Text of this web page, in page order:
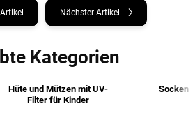
Nächster Artikel
Kategorien
Hüte und Mützen mit UV-
Filter für Kinder
Socken